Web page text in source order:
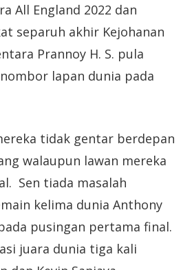
All England 2022 dan
separuh akhir Kejohanan
Prannoy H. S. pula
lapan dunia pada
tidak gentar berdepan
walaupun lawan mereka
Sen tiada masalah
kelima dunia Anthony
pusingan pertama final.
juara dunia tiga kali